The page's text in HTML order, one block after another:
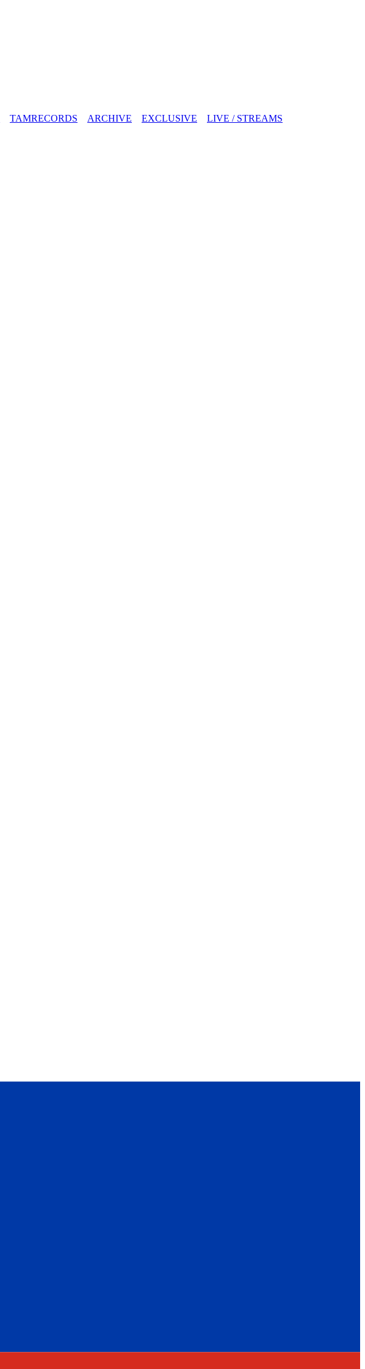
TAMRECORDS ARCHIVE EXCLUSIVE LIVE / STREAMS